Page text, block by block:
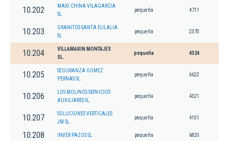
10.202
MAXI CHINA VILAGARCIA
SL
pequeña 4711
10.203
GRANITOS SANTA EULALIA
SL
pequeña 2370
10.204
VILLAMARIN MONTAJES
SL.
pequeña 4324
10.205
SEGURANZA GOMEZ
PERNAS SL.
pequeña 6622
10.206
LOS MOLINOS SERVICIOS
AUXILIARES SL
pequeña 4321
10.207
SOLUCIONES VERTICALES
JM SL.
pequeña 4101
10.208 INVER PAZOS SL. pequeña 6820